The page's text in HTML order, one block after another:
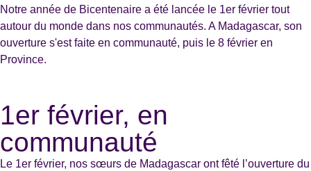
Notre année de Bicentenaire a été lancée le 1er février tout
autour du monde dans nos communautés. A Madagascar, son
ouverture s'est faite en communauté, puis le 8 février en
Province.
1er février, en
communauté
Le 1er février, nos sœurs de Madagascar ont fêté l’ouverture du